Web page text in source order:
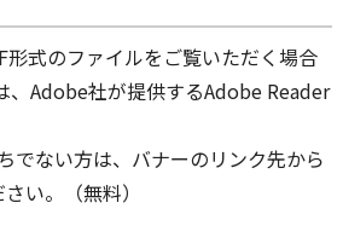
形式のファイルをご覧いただく場合
、Adobe社が提供するAdobe Reader
でない方は、バナーのリンク先から
い。（無料）